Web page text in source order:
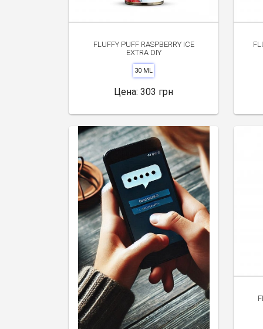
FLUFFY PUFF RASPBERRY ICE
EXTRA DIY
30 ML
Цена: 303 грн